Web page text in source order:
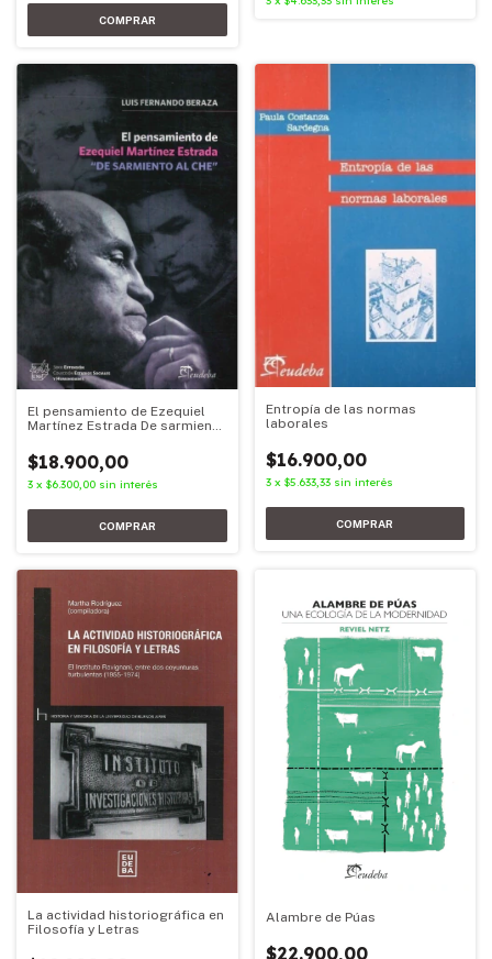
El pensamiento de Ezequiel
Martínez Estrada De sarmiento
$18.900,00
3 x $6.300,00 sin interés
Entropía de las normas
laborales
$16.900,00
3 x $5.633,33 sin interés
La actividad historiográfica en
Filosofía y Letras
Alambre de Púas
$22.900,00